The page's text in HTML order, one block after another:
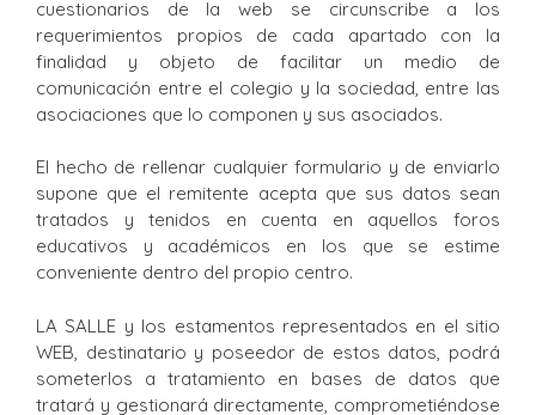
cuestionarios de la web se circunscribe a los
requerimientos propios de cada apartado con la
finalidad y objeto de facilitar un medio de
comunicación entre el colegio y la sociedad, entre las
asociaciones que lo componen y sus asociados.
El hecho de rellenar cualquier formulario y de enviarlo
supone que el remitente acepta que sus datos sean
tratados y tenidos en cuenta en aquellos foros
educativos y académicos en los que se estime
conveniente dentro del propio centro.
LA SALLE y los estamentos representados en el sitio
WEB, destinatario y poseedor de estos datos, podrá
someterlos a tratamiento en bases de datos que
tratará y gestionará directamente, comprometiéndose